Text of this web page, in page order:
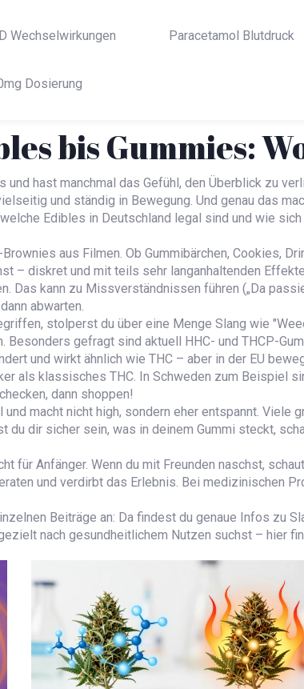
Wechselwirkungen Paracetamol Blutdruck
Dosierung
bis Gummies:
hast manchmal das Gefühl, den Überblick zu
und ständig in Bewegung. Und genau das
Edibles in Deutschland legal sind und wie
aus Filmen. Ob Gummibärchen, Cookies,
– diskret und mit teils sehr langanhaltenden
Das kann zu Missverständnissen führen („Da
abwarten.
stolperst du über eine Menge Slang wie
gefragt sind aktuell HHC- und THCP-
und wirkt ähnlich wie THC – aber in der EU
als klassisches THC. In Schweden zum Beispiel
dann shoppen!
macht nicht high, sondern eher entspannt.
du dir sicher sein, was in deinem Gummi steckt,
für Anfänger. Wenn du mit Freunden naschst,
und verdirbt das Erlebnis. Bei medizinischen
Beiträge an: Da findest du genaue Infos zu
nach gesundheitlichem Nutzen suchst – hier